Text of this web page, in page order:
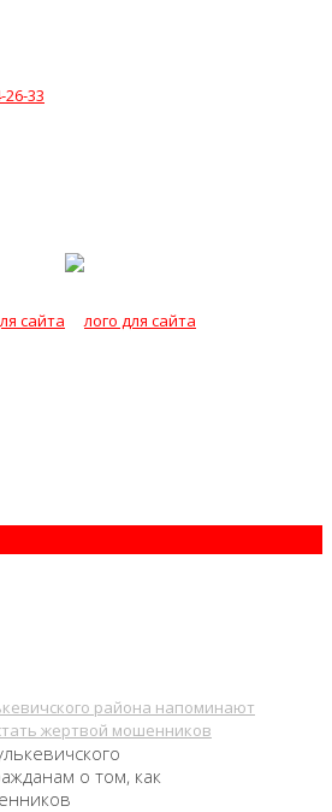
26-33
района напоминают
жертвой мошенников
о том, как